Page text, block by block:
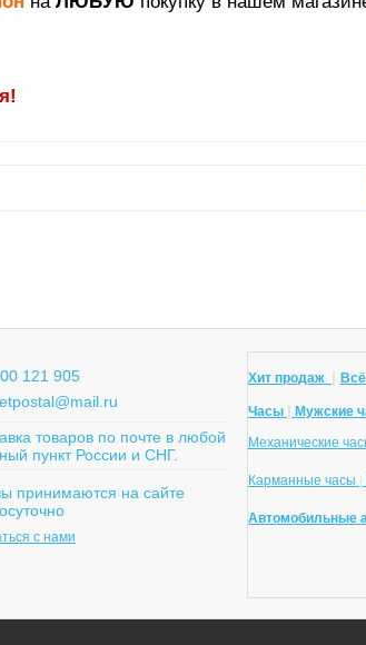
121 905
товаров по почте в любой
пункт России и СНГ.
принимаются на сайте
с нами
Хит продаж
Часы Мужские
Механические
Карманные часы
Автомобильные